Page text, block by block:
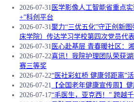
2026-07-31 医学影像人工智能省重点
+”科创平台
2026-07-31 聚力“三优五化”守正创新
床学院）传达学习学校第四次党员代
2026-07-31 医心赴基层 青春暖社区：
2026-07-22喜讯！我院护理团队荣获
赛三等奖
2026-07-22“医社彩虹桥 健康邻距离”
2026-07-21
【全国老年健康宣传周】
2026-07-17“毛医生，亚克西！” 跨越